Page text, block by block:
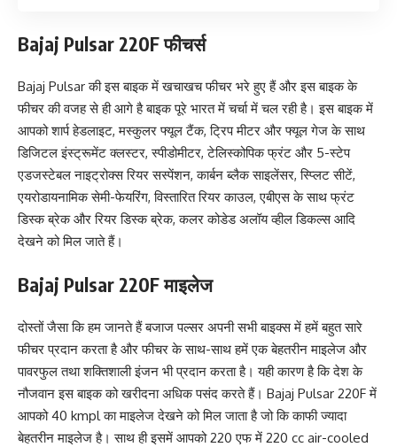
Bajaj Pulsar 220F फीचर्स
Bajaj Pulsar की इस बाइक में खचाखच फीचर भरे हुए हैं और इस बाइक के
फीचर की वजह से ही आगे है बाइक पूरे भारत में चर्चा में चल रही है। इस बाइक में
आपको शार्प हेडलाइट, मस्कुलर फ्यूल टैंक, ट्रिप मीटर और फ्यूल गेज के साथ
डिजिटल इंस्ट्रूमेंट क्लस्टर, स्पीडोमीटर, टेलिस्कोपिक फ्रंट और 5-स्टेप
एडजस्टेबल नाइट्रोक्स रियर सस्पेंशन, कार्बन ब्लैक साइलेंसर, स्प्लिट सीटें,
एयरोडायनामिक सेमी-फेयरिंग, विस्तारित रियर काउल, एबीएस के साथ फ्रंट
डिस्क ब्रेक और रियर डिस्क ब्रेक, कलर कोडेड अलॉय व्हील डिकल्स आदि
देखने को मिल जाते हैं।
Bajaj Pulsar 220F माइलेज
दोस्तों जैसा कि हम जानते हैं बजाज पल्सर अपनी सभी बाइक्स में हमें बहुत सारे
फीचर प्रदान करता है और फीचर के साथ-साथ हमें एक बेहतरीन माइलेज और
पावरफुल तथा शक्तिशाली इंजन भी प्रदान करता है। यही कारण है कि देश के
नौजवान इस बाइक को खरीदना अधिक पसंद करते हैं। Bajaj Pulsar 220F में
आपको 40 kmpl का माइलेज देखने को मिल जाता है जो कि काफी ज्यादा
बेहतरीन माइलेज है। साथ ही इसमें आपको 220 एफ में 220 cc air-cooled